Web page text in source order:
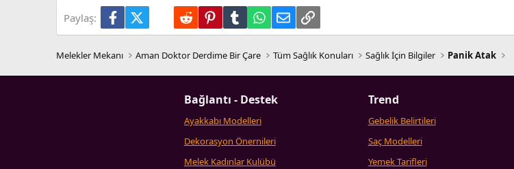
Paylaş: FacebookX (Twitter)LinkedIn
Reddit PinterestTumblrWhatsApp
E-postaLink
Melekler Mekanı Aman Doktor Derdime Bir Çare Tüm Sağlık Konuları Sağlık İçin Bilgiler Panik Atak
Bağlantı - Destek
Ayakkabı Modelleri
Dekorasyon Önernileri
Melek Kadınlar Kulübü
Trend
Gebelik Belirtileri
Saç Modelleri
Yemek Tarifleri